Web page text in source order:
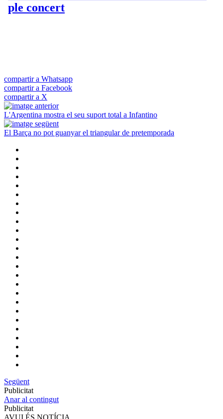
compartir a Whatsapp
compartir a Facebook
compartir a X
L'Argentina mostra el seu suport total a Infantino
El Barça no pot guanyar el triangular de pretemporada
Següent
Publicitat
Anar al contingut
Publicitat
AVUI ÉS NOTÍCIA